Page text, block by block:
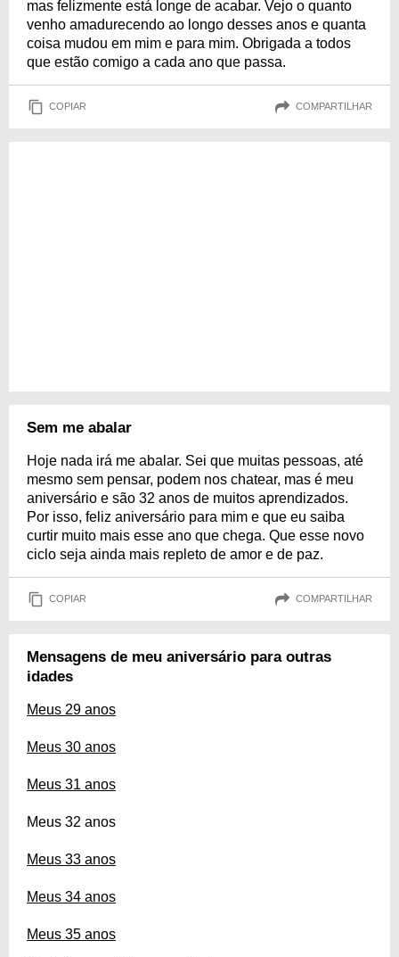
mas felizmente está longe de acabar. Vejo o quanto
venho amadurecendo ao longo desses anos e quanta
coisa mudou em mim e para mim. Obrigada a todos
que estão comigo a cada ano que passa.
COPIAR COMPARTILHAR
Sem me abalar
Hoje nada irá me abalar. Sei que muitas pessoas, até
mesmo sem pensar, podem nos chatear, mas é meu
aniversário e são 32 anos de muitos aprendizados.
Por isso, feliz aniversário para mim e que eu saiba
curtir muito mais esse ano que chega. Que esse novo
ciclo seja ainda mais repleto de amor e de paz.
COPIAR COMPARTILHAR
Mensagens de meu aniversário para outras
idades
Meus 29 anos
Meus 30 anos
Meus 31 anos
Meus 32 anos
Meus 33 anos
Meus 34 anos
Meus 35 anos